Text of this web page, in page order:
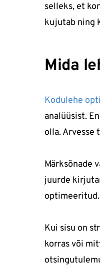
selleks, et
kujutab ning
Mida
Kodulehe
analüüsist.
olla. Arvesse
Märksõnade
juurde
optimeeritud.
Kui sisu on
korras või